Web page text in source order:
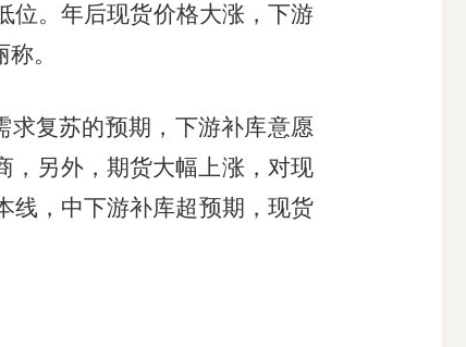
位。年后现货价格大涨，下游
。
求复苏的预期，下游补库意愿
，另外，期货大幅上涨，对现
线，中下游补库超预期，现货